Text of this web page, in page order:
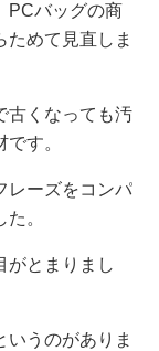
PCバッグの商
めて見直しま
古くなっても汚
す。
レーズをコンパ
。
がとまりまし
いうのがありま